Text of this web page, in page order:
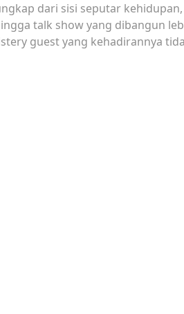
dari sisi seputar
talk show yang dibangun
guest yang kehadirannya